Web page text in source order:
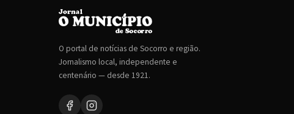
O portal de notícias de Socorro e região.
Jornalismo local, independente e
centenário — desde 1921.